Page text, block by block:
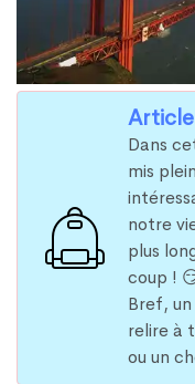
Dans
mis
notre
plus
coup !
Bref,
relire à
ou un